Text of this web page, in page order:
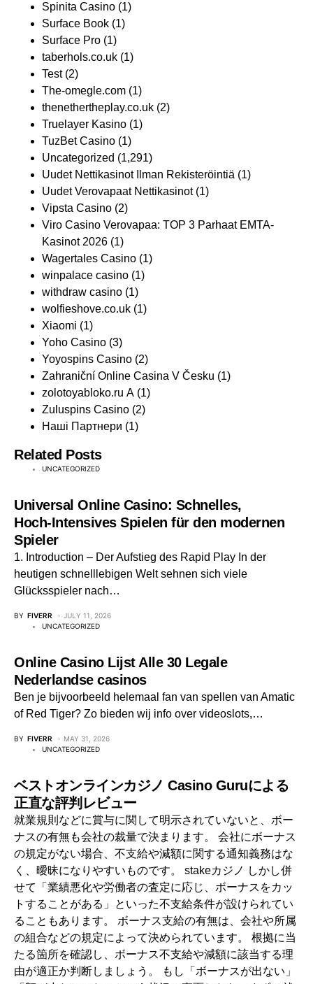
Spinita Casino (1)
Surface Book (1)
Surface Pro (1)
taberhols.co.uk (1)
Test(2)
The-omegle.com (1)
thenethertheplay.co.uk (2)
Truelayer Kasino (1)
TuzBet Casino (1)
Uncategorized (1,291)
Uudet Nettikasinot Ilman Rekisteröintiä (1)
Uudet Verovapaat Nettikasinot(1)
Vipsta Casino (2)
Viro Casino Verovapaa: TOP 3 Parhaat EMTA-
Kasinot 2026 (1)
Wagertales Casino (1)
winpalace casino (1)
withdraw casino (1)
wolfieshove.co.uk (1)
Xiaomi (1)
Yoho Casino (3)
Yoyospins Casino (2)
Zahraniční Online Casina V Česku (1)
zolotoyabloko.ru A (1)
Zuluspins Casino (2)
Наші Партнери (1)
Related Posts
UNCATEGORIZED
Universal Online Casino: Schnelles,
Hoch‑Intensives Spielen für den modernen
Spieler
1. Introduction – Der Aufstieg des Rapid Play In der
heutigen schnelllebigen Welt sehnen sich viele
Glücksspieler nach…
BY FIVERR
JULY 11, 2026
UNCATEGORIZED
Online Casino Lijst Alle 30 Legale
Nederlandse casinos
Ben je bijvoorbeeld helemaal fan van spellen van Amatic
of Red Tiger? Zo bieden wij info over videoslots,…
BY FIVERR
MAY 31, 2026
UNCATEGORIZED
ベストオンラインカジノ Casino Guruによる
正直な評判レビュー
就業規則などに賞与に関して明示されていないと、ボー
ナスの有無も会社の裁量で決まります。 会社にボーナス
の規定がない場合、不支給や減額に関する通知義務はな
く、曖昧になりやすいものです。 stakeカジノ しかし併
せて「業績悪化や労働者の査定に応じ、ボーナスをカッ
トすることがある」といった不支給条件が設けられてい
ることもあります。 ボーナス支給の有無は、会社や所属
の組合などの規定によって決められています。 根拠に当
たる箇所を確認し、ボーナス不支給や減額に該当する理
由が適正か判断しましょう。 もし「ボーナスが出ない」